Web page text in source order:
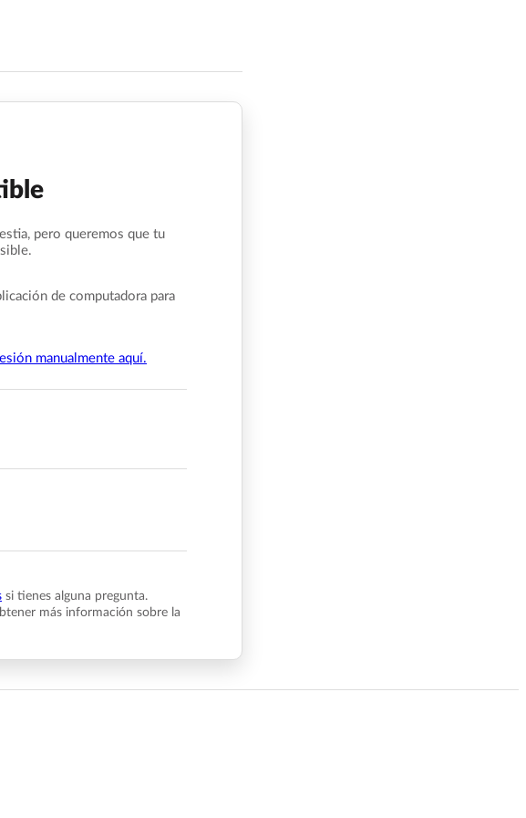
pero queremos que tu
de computadora para
manualmente aquí.
si tienes alguna pregunta.
más información sobre la